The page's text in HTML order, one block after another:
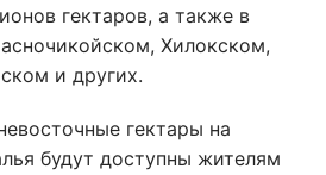
гектаров, а также в
Хилокском,
и других.
гектары на
будут доступны жителям